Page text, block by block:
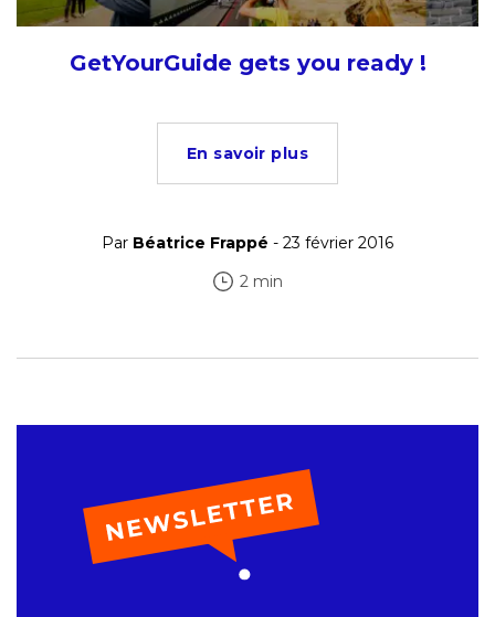
GetYourGuide gets you ready !
En savoir plus
Par Béatrice Frappé - 23 février 2016
2 min